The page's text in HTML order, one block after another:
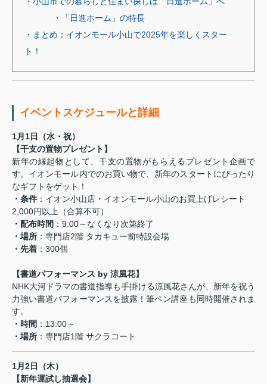
・「日進ホーム」の特長
・まとめ：イオンモール小山で2025年を楽しくスター
ト！
イベントスケジュールと詳細
1月1日（水・祝）
【干支の置物プレゼント】
新年の縁起物として、干支の置物がもらえるプレゼント企画で
す。イオンモール内でのお買い物で、新年のスタートにぴったり
なギフトをゲット！
・条件 ：イオン小山店・イオンモール小山のお買上げレシート
2,000円以上（合算不可）
・配布時間 ：9:00～なくなり次第終了
・場所 ：専門店2階 タカキュー前特設会場
・先着 ：300個
【書道パフォーマンス by 涼風花】
NHK大河ドラマの書道指導も手掛ける涼風花さんが、新年を祝う
力強い書道パフォーマンスを披露！筆ペン講座も同時開催されま
す。
・時間 ：13:00～
・場所 ：専門店1階 サクラコート
1月2日（木）
【新年運試し抽選会】